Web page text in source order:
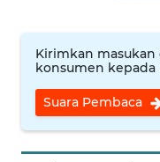
Kirimkan
konsumen kepada
Suara Pembaca
WN
PAKPAK
WN
KARAWANG